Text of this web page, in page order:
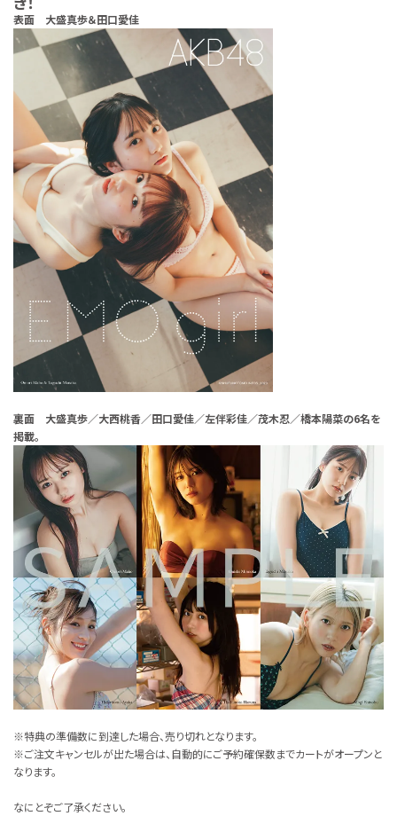
表面 大盛真歩＆田口愛佳
裏面 大盛真歩／大西桃香／田口愛佳／左伴彩佳／茂木忍／橋本陽菜の6名を
掲載。
※特典の準備数に到達した場合、売り切れとなります。
※ご注文キャンセルが出た場合は、自動的にご予約確保数までカートがオープンと
なります。
なにとぞご了承ください。